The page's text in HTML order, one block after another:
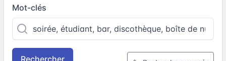
Mot-clés
Rechercher